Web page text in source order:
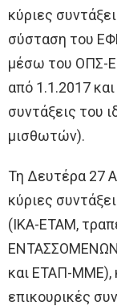
κύριες
σύσταση του
μέσω του ΟΠΣ-
από 1.1.2017
συντάξεις του
μισθωτών).
Τη Δευτέρα 27
κύριες
(ΙΚΑ-ΕΤΑΜ,
και ΕΤΑΠ-ΜΜΕ),
επικουρικές